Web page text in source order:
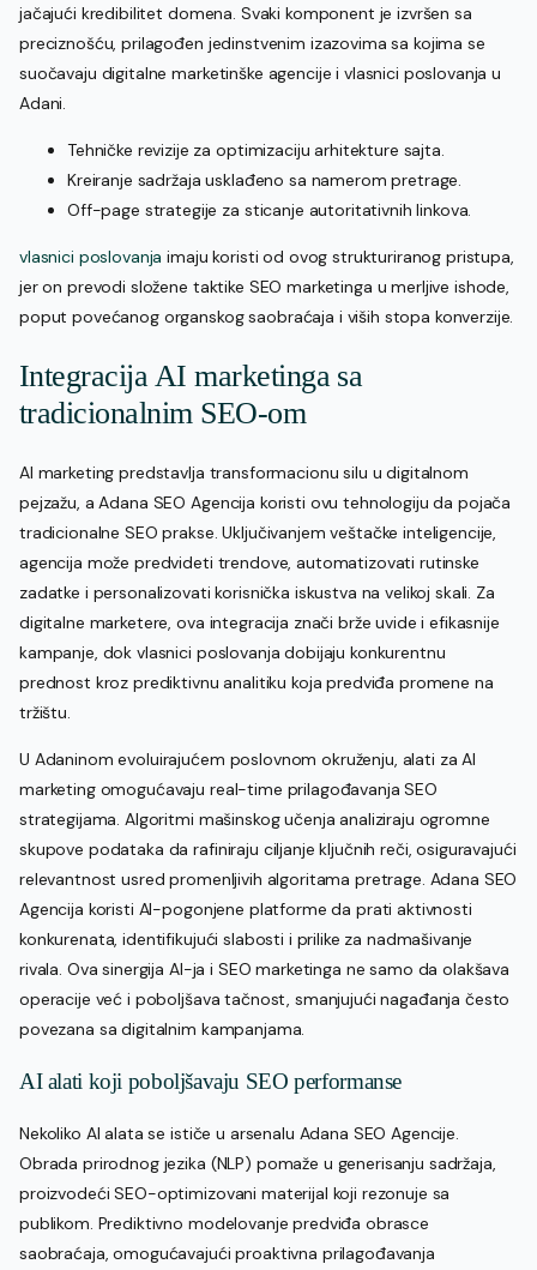
jačajući kredibilitet domena. Svaki komponent je izvršen sa
preciznošću, prilagođen jedinstvenim izazovima sa kojima se
suočavaju digitalne marketinške agencije i vlasnici poslovanja u
Adani.
Tehničke revizije za optimizaciju arhitekture sajta.
Kreiranje sadržaja usklađeno sa namerom pretrage.
Off-page strategije za sticanje autoritativnih linkova.
vlasnici poslovanja imaju koristi od ovog strukturiranog pristupa,
jer on prevodi složene taktike SEO marketinga u merljive ishode,
poput povećanog organskog saobraćaja i viših stopa konverzije.
Integracija AI marketinga sa
tradicionalnim SEO-om
AI marketing predstavlja transformacionu silu u digitalnom
pejzažu, a Adana SEO Agencija koristi ovu tehnologiju da pojača
tradicionalne SEO prakse. Uključivanjem veštačke inteligencije,
agencija može predvideti trendove, automatizovati rutinske
zadatke i personalizovati korisnička iskustva na velikoj skali. Za
digitalne marketere, ova integracija znači brže uvide i efikasnije
kampanje, dok vlasnici poslovanja dobijaju konkurentnu
prednost kroz prediktivnu analitiku koja predviđa promene na
tržištu.
U Adaninom evoluirajućem poslovnom okruženju, alati za AI
marketing omogućavaju real-time prilagođavanja SEO
strategijama. Algoritmi mašinskog učenja analiziraju ogromne
skupove podataka da rafiniraju ciljanje ključnih reči, osiguravajući
relevantnost usred promenljivih algoritama pretrage. Adana SEO
Agencija koristi AI-pogonjene platforme da prati aktivnosti
konkurenata, identifikujući slabosti i prilike za nadmašivanje
rivala. Ova sinergija AI-ja i SEO marketinga ne samo da olakšava
operacije već i poboljšava tačnost, smanjujući nagađanja često
povezana sa digitalnim kampanjama.
AI alati koji poboljšavaju SEO performanse
Nekoliko AI alata se ističe u arsenalu Adana SEO Agencije.
Obrada prirodnog jezika (NLP) pomaže u generisanju sadržaja,
proizvodeći SEO-optimizovani materijal koji rezonuje sa
publikom. Prediktivno modelovanje predviđa obrasce
saobraćaja, omogućavajući proaktivna prilagođavanja